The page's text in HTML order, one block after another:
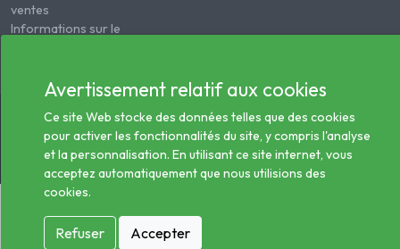
ventes
Informations sur le
© 2026 - Tous droits réservés Pharmacie Homéopathie
Générale
Avertissement relatif aux cookies
Ce site Web stocke des données telles que des cookies
pour activer les fonctionnalités du site, y compris l'analyse
et la personnalisation. En utilisant ce site internet, vous
acceptez automatiquement que nous utilisions des
cookies.
Refuser Accepter